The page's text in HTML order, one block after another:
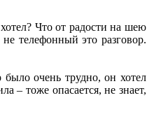
Что от радости на шею
телефонный это разговор.
очень трудно, он хотел
– тоже опасается, не знает,